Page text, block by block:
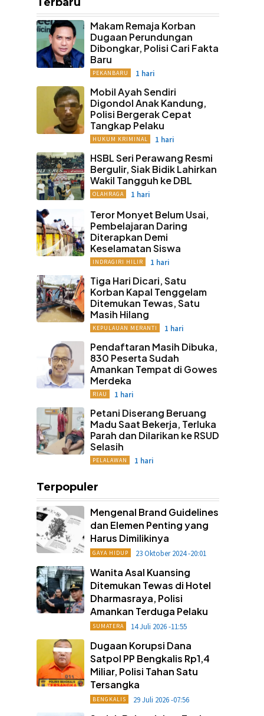
Makam Remaja Korban
Dugaan Perundungan
Dibongkar, Polisi Cari Fakta
Baru
PEKANBARU 1 hari
Mobil Ayah Sendiri
Digondol Anak Kandung,
Polisi Bergerak Cepat
Tangkap Pelaku
HUKUM KRIMINAL 1 hari
HSBL Seri Perawang Resmi
Bergulir, Siak Bidik Lahirkan
Wakil Tangguh ke DBL
OLAHRAGA 1 hari
Teror Monyet Belum Usai,
Pembelajaran Daring
Diterapkan Demi
Keselamatan Siswa
INDRAGIRI HILIR 1 hari
Tiga Hari Dicari, Satu
Korban Kapal Tenggelam
Ditemukan Tewas, Satu
Masih Hilang
KEPULAUAN MERANTI 1 hari
Pendaftaran Masih Dibuka,
830 Peserta Sudah
Amankan Tempat di Gowes
Merdeka
RIAU 1 hari
Petani Diserang Beruang
Madu Saat Bekerja, Terluka
Parah dan Dilarikan ke RSUD
Selasih
PELALAWAN 1 hari
Terpopuler
Mengenal Brand Guidelines
dan Elemen Penting yang
Harus Dimilikinya
GAYA HIDUP 23 Oktober 2024 -20:01
Wanita Asal Kuansing
Ditemukan Tewas di Hotel
Dharmasraya, Polisi
Amankan Terduga Pelaku
SUMATERA 14 Juli 2026 -11:55
Dugaan Korupsi Dana
Satpol PP Bengkalis Rp1,4
Miliar, Polisi Tahan Satu
Tersangka
BENGKALIS 29 Juli 2026 -07:56